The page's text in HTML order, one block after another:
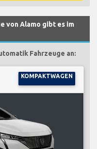
von Alamo gibt es im
Fahrzeuge an:
KOMPAKTWAGEN